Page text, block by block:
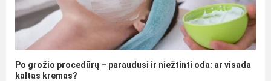
Po grožio procedūrų – paraudusi ir niežtinti oda: ar visada
kaltas kremas?